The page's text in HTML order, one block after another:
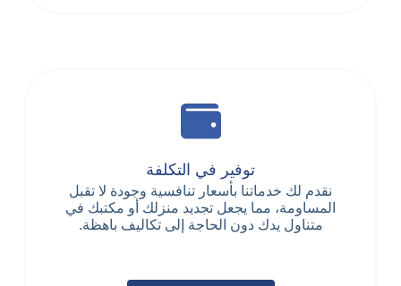
توفير في التكلفة
نقدم لك خدماتنا بأسعار تنافسية وجودة لا تقبل
المساومة، مما يجعل تجديد منزلك أو مكتبك في
متناول يدك دون الحاجة إلى تكاليف باهظة.